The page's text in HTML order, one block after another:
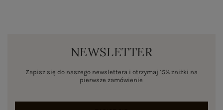
NEWSLETTER
Zapisz się do naszego newslettera i otrzymaj 15% zniżki na
pierwsze zamówienie